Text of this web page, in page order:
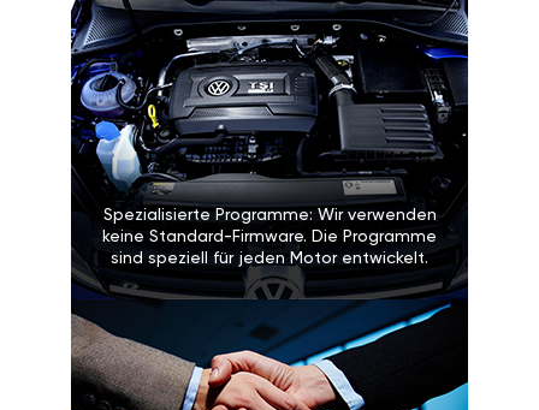
Spezialisierte Programme: Wir verwenden
keine Standard-Firmware. Die Programme
sind speziell für jeden Motor entwickelt.